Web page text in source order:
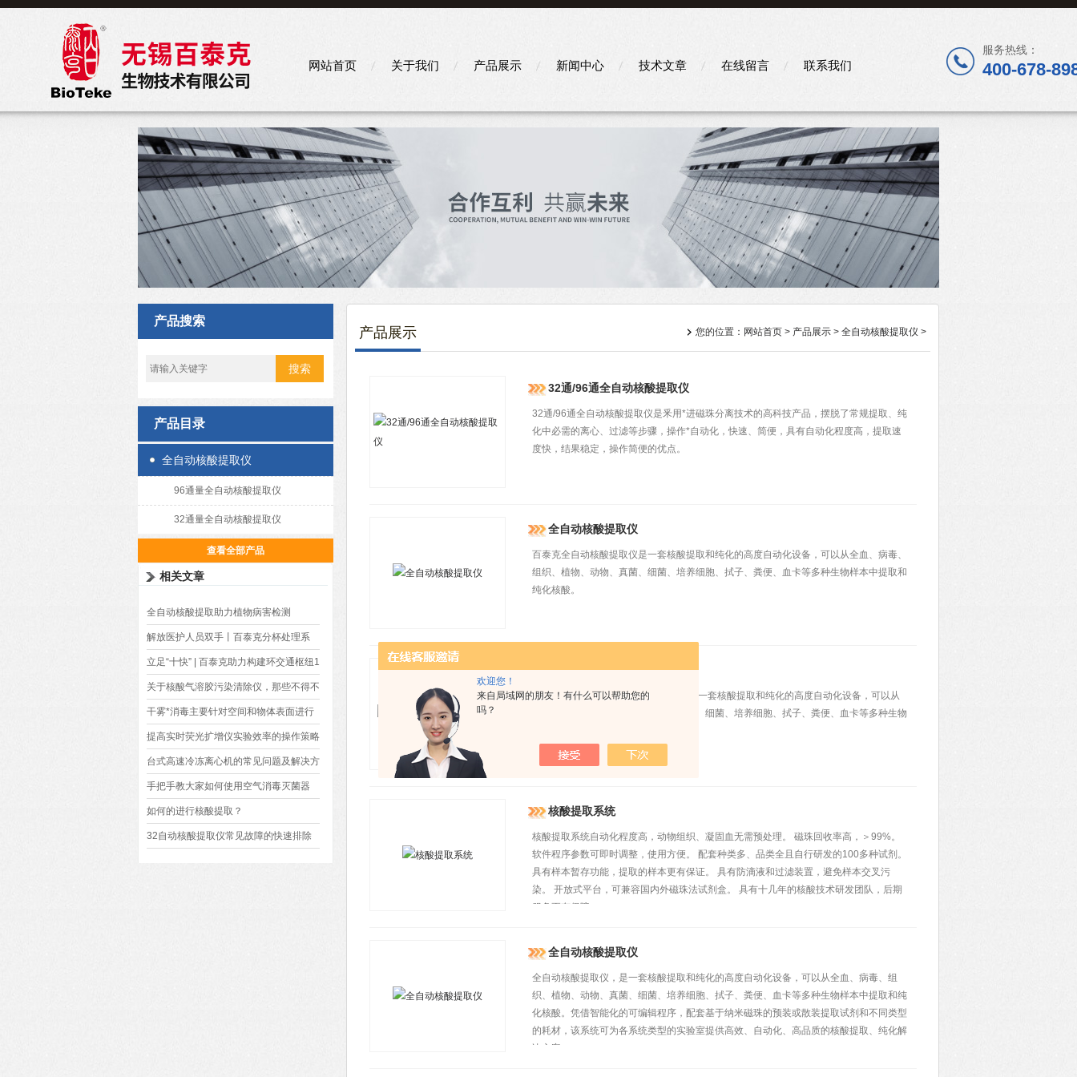
欢迎您！
来自局域网的朋友！有什么可以帮助您的
吗？
网站首页 关于我们 产品展示 新闻中心 技术文章 在线留言 联系我们
服务热线：
400-678-
产品搜索
产品目录
全自动核酸提取仪
96通量全自动核酸提取仪
32通量全自动核酸提取仪
查看全部产品
相关文章
全自动核酸提取助力植物病害检测
解放医护人员双手丨百泰克分杯处理系
统，12分钟可完成96个样本分装
立足“十快” | 百泰克助力构建环交通枢纽1
小时核酸检测圈
关于核酸气溶胶污染清除仪，那些不得不
说的事
干雾*消毒主要针对空间和物体表面进行
杀菌
提高实时荧光扩增仪实验效率的操作策略
分享
台式高速冷冻离心机的常见问题及解决方
法
手把手教大家如何使用空气消毒灭菌器
如何的进行核酸提取？
32自动核酸提取仪常见故障的快速排除
产品展示 您的位置： 网站首页 > 产品展示 > 全自动核酸提取仪 >
32通/96通全自动核酸提取仪
32通/96通全自动核酸提取仪是釆用*进磁珠分离技术的高科技产品，摆脱了常规提取、纯
化中必需的离心、过滤等步骤，操作*自动化，快速、简便，具有自动化程度高，提取速
度快，结果稳定，操作简便的优点。
全自动核酸提取仪
百泰克全自动核酸提取仪是一套核酸提取和纯化的高度自动化设备，可以从全血、病毒、
组织、植物、动物、真菌、细菌、培养细胞、拭子、粪便、血卡等多种生物样本中提取和
纯化核酸。
96通量全自动核酸提取仪
AU1001-96通量全自动核酸提取仪，是一套核酸提取和纯化的高度自动化设备，可以从
全血、病毒、组织、植物、动物、真菌、细菌、培养细胞、拭子、粪便、血卡等多种生物
核酸提取系统
核酸提取系统自动化程度高，动物组织、凝固血无需预处理。 磁珠回收率高，＞99%。
软件程序参数可即时调整，使用方便。 配套种类多、品类全且自行研发的100多种试剂。
具有样本暂存功能，提取的样本更有保证。 具有防滴液和过滤装置，避免样本交叉污
染。 开放式平台，可兼容国内外磁珠法试剂盒。 具有十几年的核酸技术研发团队，后期
服务更有保障。
全自动核酸提取仪
全自动核酸提取仪，是一套核酸提取和纯化的高度自动化设备，可以从全血、病毒、组
织、植物、动物、真菌、细菌、培养细胞、拭子、粪便、血卡等多种生物样本中提取和纯
化核酸。凭借智能化的可编辑程序，配套基于纳米磁珠的预装或散装提取试剂和不同类型
的耗材，该系统可为各系统类型的实验室提供高效、自动化、高品质的核酸提取、纯化解
决方案。